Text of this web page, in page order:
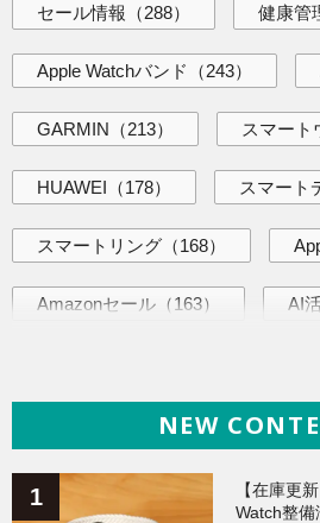
セール情報 （288） 健康管
Apple Watchバンド （243）
GARMIN （213） スマート
HUAWEI （178） スマート
スマートリング （168）
Amazonセール （163） AI
（138） ガジェ
Galaxy（134） ワークアウ
NEW
【在庫更
Watch整